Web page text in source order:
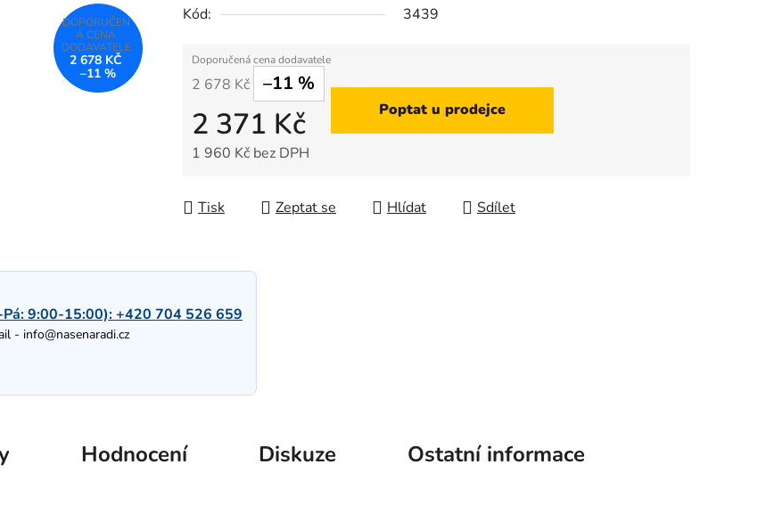
Kód:
3439
2 678 Kč –11 %
2 371 Kč
1 960 Kč bez DPH
Poptat u prodejce
Tisk Zeptat se Hlídat Sdílet
2 678 KČ
–11 %
Pá: 9:00-15:00):+420 704 526 659
- info@nasenaradi.cz
Hodnocení Diskuze Ostatní informace